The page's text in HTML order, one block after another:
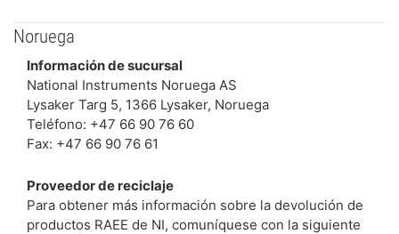
Noruega
Información de sucursal
National Instruments Noruega AS
Lysaker Targ 5, 1366 Lysaker, Noruega
Teléfono: +47 66 90 76 60
Fax: +47 66 90 76 61
Proveedor de reciclaje
Para obtener más información sobre la devolución de
productos RAEE de NI, comuníquese con la siguiente